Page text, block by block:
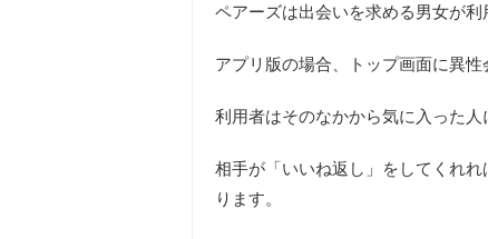
ペアーズは出会いを求める男女が利
アプリ版の場合、トップ画面に異性
利用者はそのなかから気に入った人
相手が「いいね返し」をしてくれ
ります。